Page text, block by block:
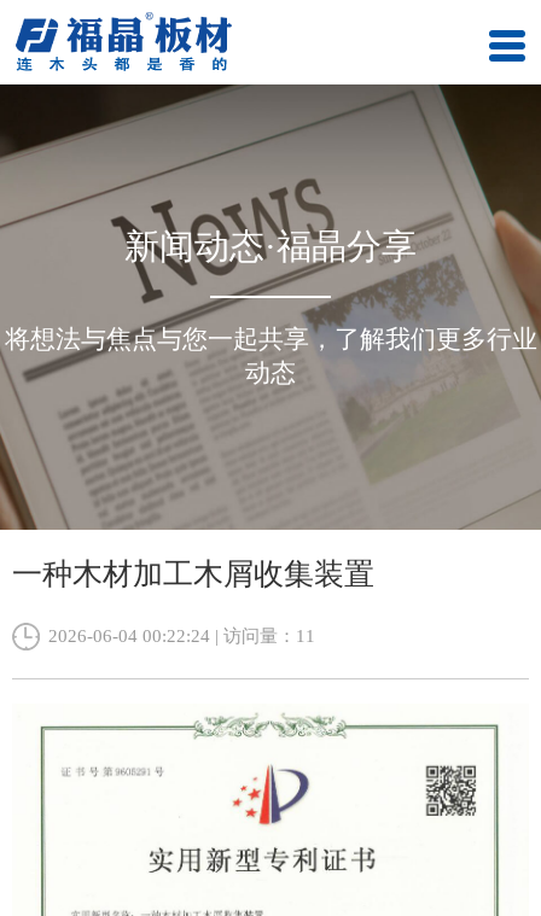
新闻动态·福晶分享
将想法与焦点与您一起共享，了解我们更多行业
动态
一种木材加工木屑收集装置
2026-06-04 00:22:24 | 访问量： 11